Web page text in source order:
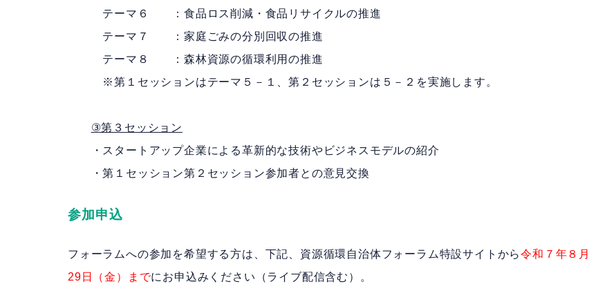
テーマ６ ：食品ロス削減・食品リサイクルの推進
テーマ７ ：家庭ごみの分別回収の推進
テーマ８ ：森林資源の循環利用の推進
※第１セッションはテーマ５－１、第２セッションは５－２を実施します。
③第３セッション
・スタートアップ企業による革新的な技術やビジネスモデルの紹介
・第１セッション第２セッション参加者との意見交換
参加申込
フォーラムへの参加を希望する方は、下記、資源循環自治体フォーラム特設サイトから令和７年８月
29日（金）までにお申込みください（ライブ配信含む）。